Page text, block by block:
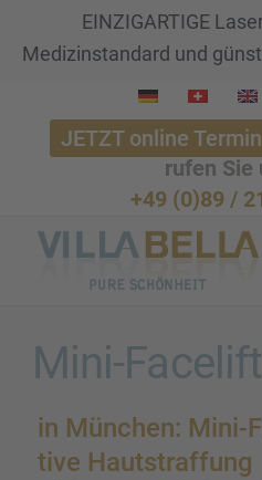
EINZIGARTIGE
Medizinstandard und
JETZT online
rufen Sie
+49 (0)89 /
Mini-Facelift
in München:
tive Hautstraf­fung